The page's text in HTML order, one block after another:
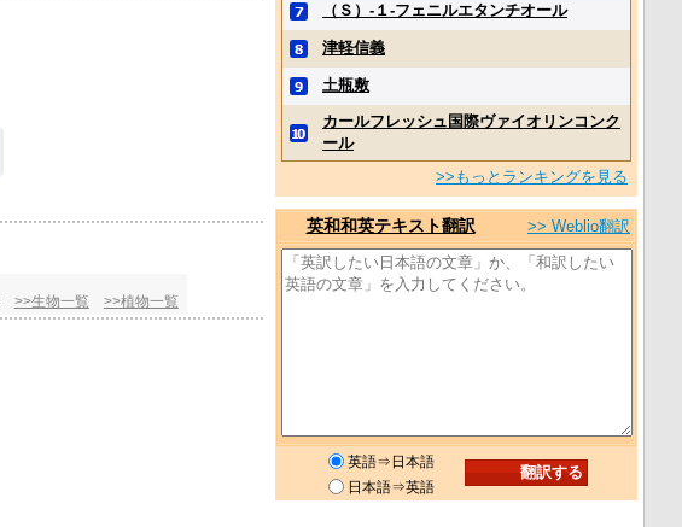
>>生物一覧 >>植物一覧
（Ｓ）‐１‐フェニルエタンチオール
津軽信義
土瓶敷
カールフレッシュ国際ヴァイオリンコンク
ール
>>もっとランキングを見る
英和和英テキスト翻訳 >> Weblio翻訳
英語⇒日本語
日本語⇒英語